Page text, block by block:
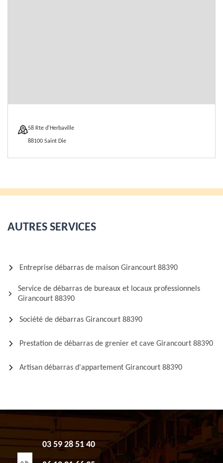
58 Rte d'Herbaville
88100 Saint Die
AUTRES SERVICES
Entreprise débarras de maison Girancourt 88390
Service de débarras de bureaux et locaux professionnels
Girancourt 88390
Société de débarras Girancourt 88390
Prestation de débarras de grenier et cave Girancourt 88390
Artisan débarras d'appartement Girancourt 88390
03 59 28 51 40